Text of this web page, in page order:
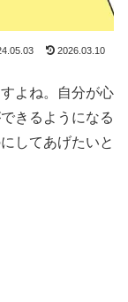
2026.03.10
よね。自分が心
きるようになる
してあげたいと